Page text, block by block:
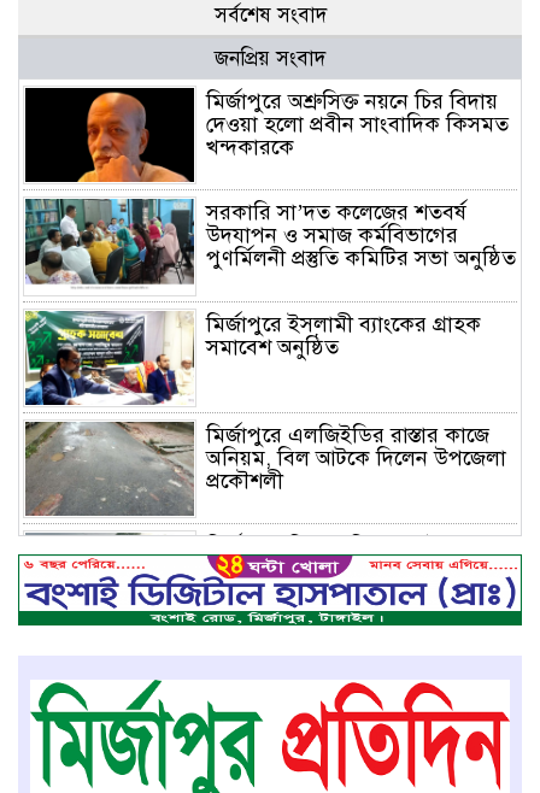
সর্বশেষ সংবাদ
জনপ্রিয় সংবাদ
মির্জাপুরে অশ্রুসিক্ত নয়নে চির বিদায়
দেওয়া হলো প্রবীন সাংবাদিক কিসমত
খন্দকারকে
সরকারি সা’দত কলেজের শতবর্ষ
উদযাপন ও সমাজ কর্মবিভাগের
পুণর্মিলনী প্রস্তুতি কমিটির সভা অনুষ্ঠিত
মির্জাপুরে ইসলামী ব্যাংকের গ্রাহক
সমাবেশ অনুষ্ঠিত
মির্জাপুরে এলজিইডির রাস্তার কাজে
অনিয়ম, বিল আটকে দিলেন উপজেলা
প্রকৌশলী
দুয়ারি জাল ধ্বংস
মির্জাপুরে বহুরিয়া সরকারি প্রাথমিক